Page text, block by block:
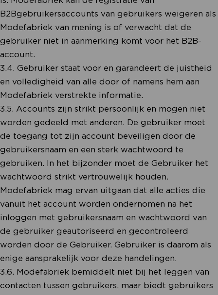
B2Bgebruikersaccounts van gebruikers weigeren als
Modefabriek van mening is of verwacht dat de
gebruiker niet in aanmerking komt voor het B2B-
account.
3.4. Gebruiker staat voor en garandeert de juistheid
en volledigheid van alle door of namens hem aan
Modefabriek verstrekte informatie.
3.5. Accounts zijn strikt persoonlijk en mogen niet
worden gedeeld met anderen. De gebruiker moet
de toegang tot zijn account beveiligen door de
gebruikersnaam en een sterk wachtwoord te
gebruiken. In het bijzonder moet de Gebruiker het
wachtwoord strikt vertrouwelijk houden.
Modefabriek mag ervan uitgaan dat alle acties die
vanuit het account worden ondernomen na het
inloggen met gebruikersnaam en wachtwoord van
de gebruiker geautoriseerd en gecontroleerd
worden door de Gebruiker. Gebruiker is daarom als
enige aansprakelijk voor deze handelingen.
3.6. Modefabriek bemiddelt niet bij het leggen van
contacten tussen gebruikers, maar biedt gebruikers